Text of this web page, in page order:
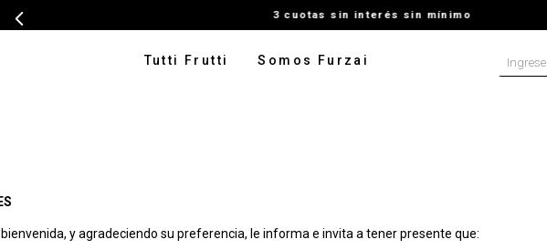
3 cuotas sin interés sin mínimo
Tutti Frutti Somos Furzai
bienvenida, y agradeciendo su preferencia, le informa e invita a tener presente que:
4. sweater